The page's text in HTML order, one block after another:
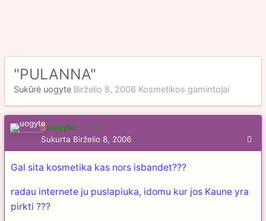
"PULANNA"
Sukūrė uogyte Birželio 8, 2006 Kosmetikos gamintojai
uogyte 3
Sukurta Birželio 8, 2006
Gal sita kosmetika kas nors isbandet???
radau internete ju puslapiuka, idomu kur jos Kaune yra
pirkti ???